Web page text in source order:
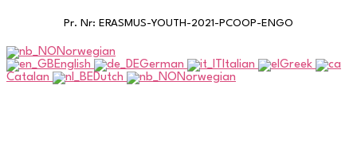
Pr. Nr: ERASMUS-YOUTH-2021-PCOOP-ENGO
Norwegian
English
German Italian
Greek
Catalan
Dutch Norwegian